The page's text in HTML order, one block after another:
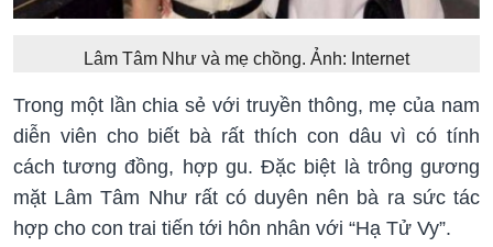
Lâm Tâm Như và mẹ chồng. Ảnh: Internet
Trong một lần chia sẻ với truyền thông, mẹ của nam
diễn viên cho biết bà rất thích con dâu vì có tính
cách tương đồng, hợp gu. Đặc biệt là trông gương
mặt Lâm Tâm Như rất có duyên nên bà ra sức tác
hợp cho con trai tiến tới hôn nhân với “Hạ Tử Vy”.